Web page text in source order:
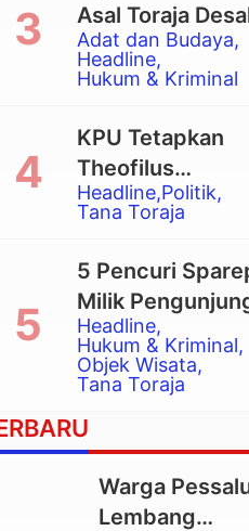
Adat dan Budaya
Headline
Hukum & Kriminal
Asal Toraja
Mahkamah
Larang
Eksekusi Rumah
Adat Tongkonan
Headline Politik
Tana Toraja
KPU Tetapkan
Theofilus
Allorerung dan
Zadrak Tombe
sebagai Bupati
Wakil Bupati Tana
Toraja Terpilih
Headline
Hukum & Kriminal
Objek Wisata
Tana Toraja
5 Pencuri
Milik
Objek Wisata
Pango-Pango
Ditangkap Polisi
Warga
Lembang